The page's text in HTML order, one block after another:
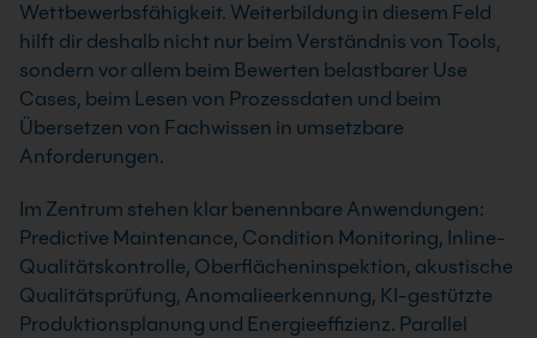
Wettbewerbsfähigkeit. Weiterbildung in diesem Feld
hilft dir deshalb nicht nur beim Verständnis von Tools,
sondern vor allem beim Bewerten belastbarer Use
Cases, beim Lesen von Prozessdaten und beim
Übersetzen von Fachwissen in umsetzbare
Anforderungen.
Im Zentrum stehen klar benennbare Anwendungen:
Predictive Maintenance, Condition Monitoring, Inline-
Qualitätskontrolle, Oberflächeninspektion, akustische
Qualitätsprüfung, Anomalieerkennung, KI-gestützte
Produktionsplanung und Energieeffizienz. Parallel